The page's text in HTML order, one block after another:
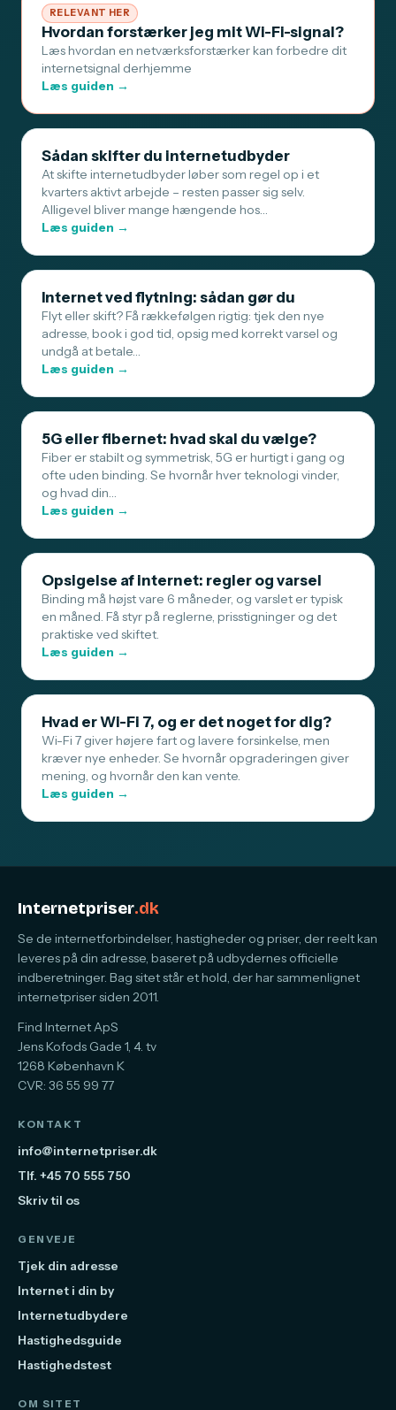
RELEVANT HER
Hvordan forstærker jeg mit Wi-Fi-signal?
Læs hvordan en netværksforstærker kan forbedre dit
internetsignal derhjemme
Læs guiden →
Sådan skifter du internetudbyder
At skifte internetudbyder løber som regel op i et
kvarters aktivt arbejde – resten passer sig selv.
Alligevel bliver mange hængende hos…
Læs guiden →
Internet ved flytning: sådan gør du
Flyt eller skift? Få rækkefølgen rigtig: tjek den nye
adresse, book i god tid, opsig med korrekt varsel og
undgå at betale…
Læs guiden →
5G eller fibernet: hvad skal du vælge?
Fiber er stabilt og symmetrisk, 5G er hurtigt i gang og
ofte uden binding. Se hvornår hver teknologi vinder,
og hvad din…
Læs guiden →
Opsigelse af internet: regler og varsel
Binding må højst vare 6 måneder, og varslet er typisk
en måned. Få styr på reglerne, prisstigninger og det
praktiske ved skiftet.
Læs guiden →
Hvad er Wi-Fi 7, og er det noget for dig?
Wi-Fi 7 giver højere fart og lavere forsinkelse, men
kræver nye enheder. Se hvornår opgraderingen giver
mening, og hvornår den kan vente.
Læs guiden →
Internetpriser.dk
Se de internetforbindelser, hastigheder og priser, der reelt kan
leveres på din adresse, baseret på udbydernes officielle
indberetninger. Bag sitet står et hold, der har sammenlignet
internetpriser siden 2011.
Find Internet ApS
Jens Kofods Gade 1, 4. tv
1268 København K
CVR: 36 55 99 77
KONTAKT
info@internetpriser.dk
Tlf. +45 70 555 750
Skriv til os
GENVEJE
Tjek din adresse
Internet i din by
Internetudbydere
Hastighedsguide
Hastighedstest
OM SITET